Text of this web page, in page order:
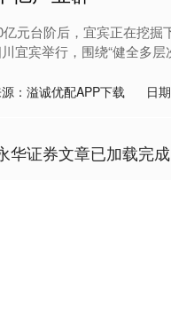
元台阶后，宜宾正在挖掘
宜宾举行，围绕“健全多
：溢诚优配APP下载 日
华证券文章已加载完成